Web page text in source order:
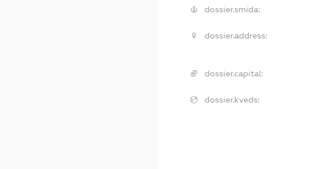
dossier.smida:
dossier.address:
dossier.capital:
dossier.kveds: